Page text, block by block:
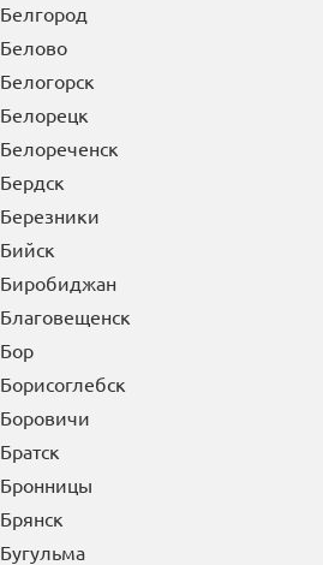
Белгород
Белово
Белогорск
Белорецк
Белореченск
Бердск
Березники
Бийск
Биробиджан
Благовещенск
Бор
Борисоглебск
Боровичи
Братск
Бронницы
Брянск
Бугульма